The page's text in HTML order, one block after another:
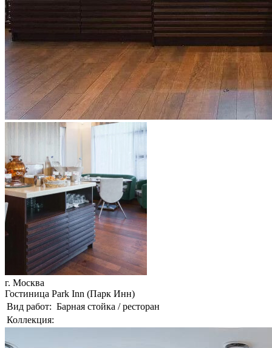
г. Москва
Гостиница Park Inn (Парк Инн)
Вид работ: Барная стойка / ресторан
Коллекция: